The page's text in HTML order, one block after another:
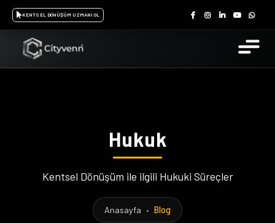
KENTSEL DÖNÜŞÜM UZMANI OL
Hukuk
Kentsel Dönüşüm ile ilgili Hukuki Süreçler
Anasayfa • Blog